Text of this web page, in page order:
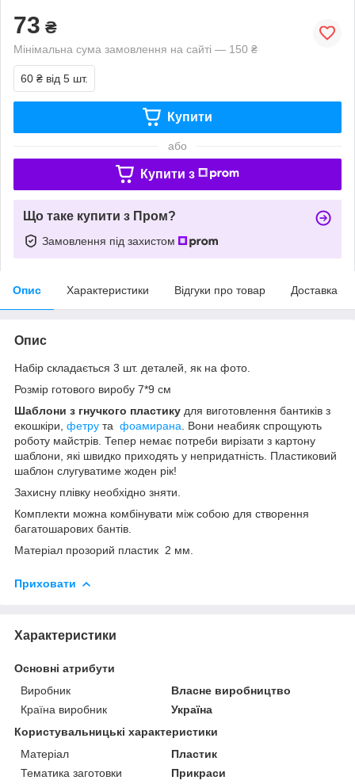
73 ₴
Мінімальна сума замовлення на сайті — 150 ₴
60 ₴ від 5 шт.
Купити
або
Купити з
Що таке купити з Пром?
Замовлення під захистом
Опис Характеристики Відгуки про товар Доставка
Опис
Набір складається 3 шт. деталей, як на фото.
Розмір готового виробу 7*9 см
Шаблони з гнучкого пластику для виготовлення бантиків з
екошкіри, фетру та фоамирана . Вони неабияк спрощують
роботу майстрів. Тепер немає потреби вирізати з картону
шаблони, які швидко приходять у непридатність. Пластиковий
шаблон слугуватиме жоден рік!
Захисну плівку необхідно зняти.
Комплекти можна комбінувати між собою для створення
багатошарових бантів.
Матеріал прозорий пластик 2 мм.
Приховати
Характеристики
Основні атрибути
Виробник
Власне виробництво
Країна виробник
Україна
Користувальницькі характеристики
Матеріал
Пластик
Тематика заготовки
Прикраси